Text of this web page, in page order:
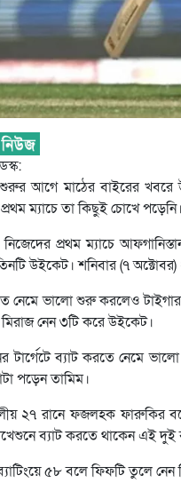
আগে মাঠের বাইরের খবরে
ম্যাচে তা কিছুই চোখে
নিজেদের প্রথম ম্যাচে
উইকেট। শনিবার (৭ অক্টোবর)
নেমে ভালো শুরু করলেও
নেন ৩টি করে উইকেট।
টার্গেটে ব্যাট করতে নেমে
পড়েন তামিম।
২৭ রানে ফজলহক ফারুকির
ব্যাট করতে থাকেন এই দুই
৫৮ বলে ফিফটি তুলে